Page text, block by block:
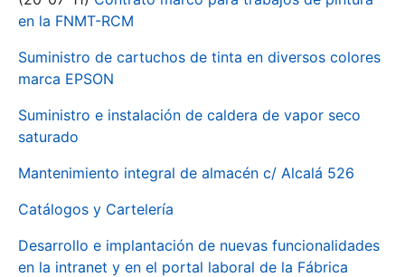
en la FNMT-RCM
Suministro de cartuchos de tinta en diversos colores
marca EPSON
Suministro e instalación de caldera de vapor seco
saturado
Mantenimiento integral de almacén c/ Alcalá 526
Catálogos y Cartelería
Desarrollo e implantación de nuevas funcionalidades
en la intranet y en el portal laboral de la Fábrica